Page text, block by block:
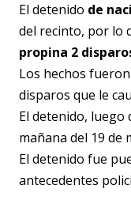
El detenido de
del recinto, por lo
propina 2
Los hechos
disparos que le
El detenido, luego
mañana del 19
El detenido fue
antecedentes